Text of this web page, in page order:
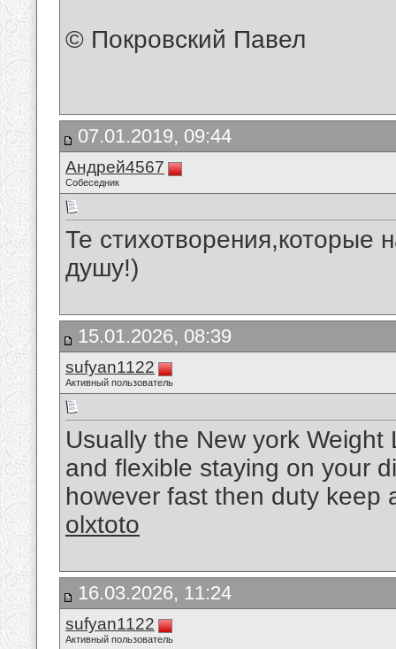
© Покровский Павел
07.01.2019, 09:44
Андрей4567
Собеседник
Те стихотворения,которые
душу!)
15.01.2026, 08:39
sufyan1122
Активный пользователь
Usually the New york
and flexible staying on your
however fast then duty keep
olxtoto
16.03.2026, 11:24
sufyan1122
Активный пользователь